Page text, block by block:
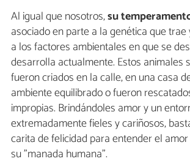
Al igual que nosotros,su
asociado en parte a la genética que
a los factores ambientales en que se
desarrolla actualmente. Estos animales
fueron criados en la calle, en una casa
ambiente equilibrado o fueron
impropias. Brindándoles amor y un
extremadamente fieles y cariñosos,
carita de felicidad para entender el
su "manada humana".